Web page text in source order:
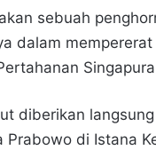
sebuah
dalam
diberikan
Prabowo di Istana